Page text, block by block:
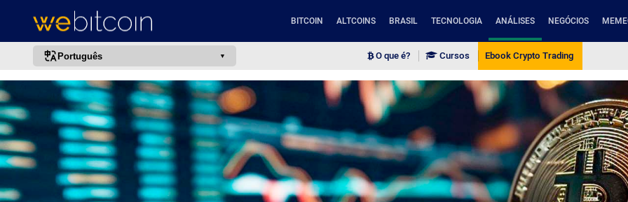
BITCOIN ALTCOINS BRASIL TECNOLOGIA ANÁLISES NEGÓCIOS
Português
português (BR)
english
español
français
italiano
deutsch
O que é? Cursos Ebook Crypto Trading